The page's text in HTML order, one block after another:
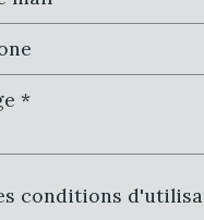
conditions